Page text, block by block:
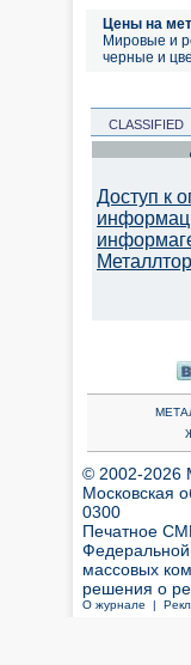
Цены на
Мировые и
черные и
CLASSIFIED
Доступ к
© 2002-2026
Московская
0300
Печатное
массовых
решения о
О журнале |